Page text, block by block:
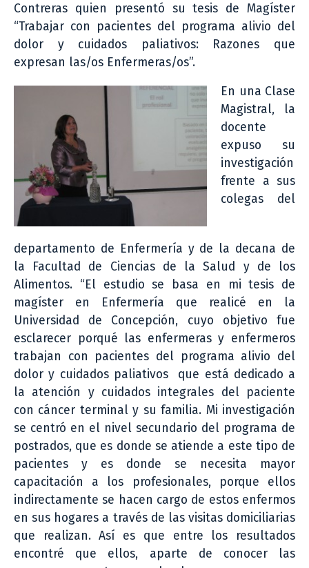
Contreras quien presentó su tesis de Magíster
“Trabajar con pacientes del programa alivio del
dolor y cuidados paliativos: Razones que
expresan las/os Enfermeras/os”.
En una Clase
Magistral, la
docente
expuso su
investigación
frente a sus
colegas del
departamento de Enfermería y de la decana de
la Facultad de Ciencias de la Salud y de los
Alimentos. “El estudio se basa en mi tesis de
magíster en Enfermería que realicé en la
Universidad de Concepción, cuyo objetivo fue
esclarecer porqué las enfermeras y enfermeros
trabajan con pacientes del programa alivio del
dolor y cuidados paliativos que está dedicado a
la atención y cuidados integrales del paciente
con cáncer terminal y su familia. Mi investigación
se centró en el nivel secundario del programa de
postrados, que es donde se atiende a este tipo de
pacientes y es donde se necesita mayor
capacitación a los profesionales, porque ellos
indirectamente se hacen cargo de estos enfermos
en sus hogares a través de las visitas domiciliarias
que realizan. Así es que entre los resultados
encontré que ellos, aparte de conocer las